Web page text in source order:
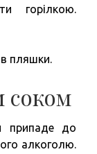
горілкою.
в пляшки.
соком
припаде до
алкоголю.